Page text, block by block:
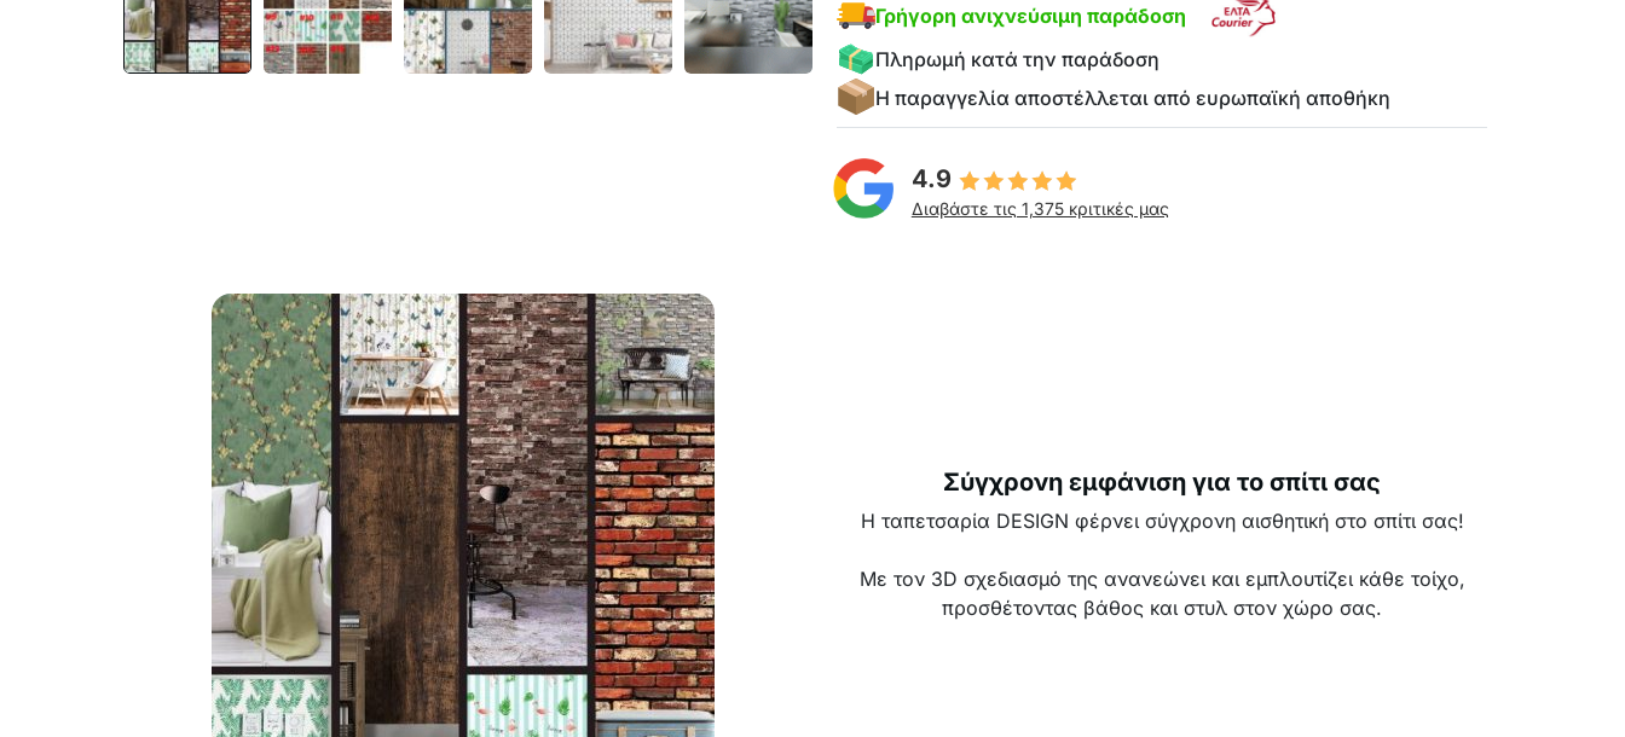
Γρήγορη ανιχνεύσιμη παράδοση
Πληρωμή κατά την παράδοση
Η παραγγελία αποστέλλεται από ευρωπαϊκή αποθήκη
4.9
Διαβάστε τις 1,375 κριτικές μας
Σύγχρονη εμφάνιση για το σπίτι σας
Η ταπετσαρία DESIGN φέρνει σύγχρονη αισθητική στο σπίτι σας!
Με τον 3D σχεδιασμό της ανανεώνει και εμπλουτίζει κάθε τοίχο,
προσθέτοντας βάθος και στυλ στον χώρο σας.